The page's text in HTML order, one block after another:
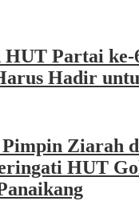
HUT Partai
Hadir
Ziarah
HUT